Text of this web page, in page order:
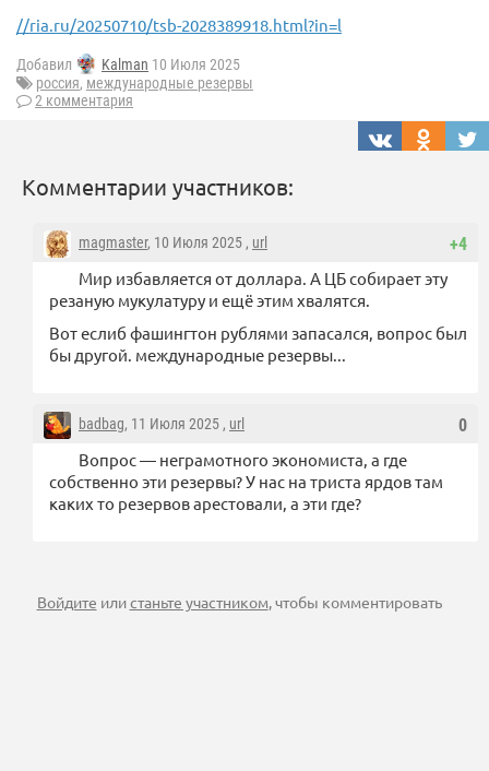
//ria.ru/20250710/tsb-2028389918.html?in=l
Добавил Kalman 10 Июля 2025
россия, международные резервы
2 комментария
Комментарии участников:
+4
magmaster, 10 Июля 2025 , url
Мир избавляется от доллара. А ЦБ собирает эту
резаную мукулатуру и ещё этим хвалятся.
Вот еслиб фашингтон рублями запасался, вопрос был
бы другой. международные резервы...
0
badbag, 11 Июля 2025 , url
Вопрос — неграмотного экономиста, а где
собственно эти резервы? У нас на триста ярдов там
каких то резервов арестовали, а эти где?
Войдите илистаньте участником, чтобы комментировать